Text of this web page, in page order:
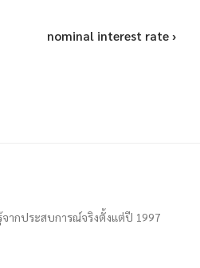
nominal interest rate ›
รู้จากประสบการณ์จริงตั้งแต่ปี 1997